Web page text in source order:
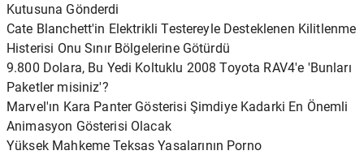
Kutusuna Gönderdi
Cate Blanchett'in Elektrikli Testereyle Desteklenen Kilitlenme
Histerisi Onu Sınır Bölgelerine Götürdü
9.800 Dolara, Bu Yedi Koltuklu 2008 Toyota RAV4'e 'Bunları
Paketler misiniz'?
Marvel'ın Kara Panter Gösterisi Şimdiye Kadarki En Önemli
Animasyon Gösterisi Olacak
Yüksek Mahkeme Teksas Yasalarının Porno